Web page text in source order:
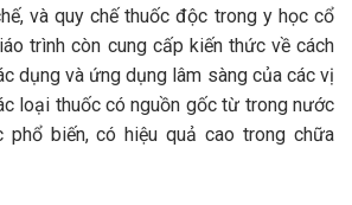
và quy chế thuốc độc trong y học cổ
trình còn cung cấp kiến thức về cách
dụng và ứng dụng lâm sàng của các vị
loại thuốc có nguồn gốc từ trong nước
phổ biến, có hiệu quả cao trong chữa